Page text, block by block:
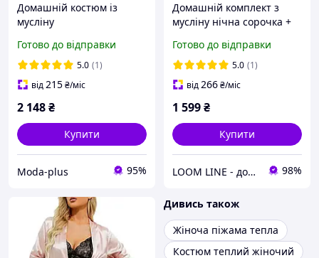
Домашній костюм із
мусліну
Готово до відправки
5.0 (1)
від215₴/міс
2 148₴
Купити
Moda-plus 95%
Домашній комплект з
мусліну нічна сорочка +
Готово до відправки
5.0 (1)
від266₴/міс
1 599₴
Купити
LOOM LINE - домашній одяг для всієї сім'ї 98%
Дивись також
Жіноча піжама тепла
Костюм теплий жіночий